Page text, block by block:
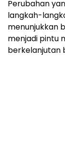
Perubahan
langkah-
menunjukkan
menjadi pintu
berkelanjutan